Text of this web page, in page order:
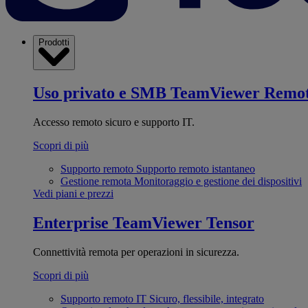
Prodotti
Uso privato e SMB TeamViewer
Accesso remoto sicuro e supporto IT.
Scopri di più
Supporto remoto Supporto remoto istantaneo
Gestione remota Monitoraggio e gestione dei dispositivi
Vedi piani e prezzi
Enterprise TeamViewer Tensor
Connettività remota per operazioni in sicurezza.
Scopri di più
Supporto remoto IT Sicuro, flessibile, integrato